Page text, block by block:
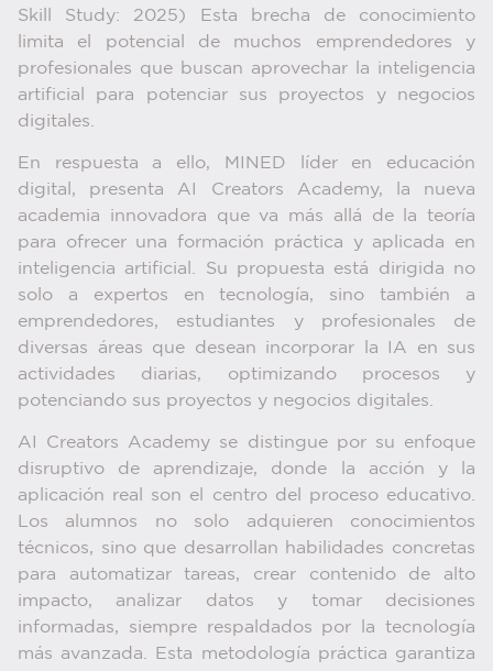
Skill Study: 2025) Esta brecha de conocimiento
limita el potencial de muchos emprendedores y
profesionales que buscan aprovechar la inteligencia
artificial para potenciar sus proyectos y negocios
digitales.
En respuesta a ello, MINED líder en educación
digital, presenta AI Creators Academy, la nueva
academia innovadora que va más allá de la teoría
para ofrecer una formación práctica y aplicada en
inteligencia artificial. Su propuesta está dirigida no
solo a expertos en tecnología, sino también a
emprendedores, estudiantes y profesionales de
diversas áreas que desean incorporar la IA en sus
actividades diarias, optimizando procesos y
potenciando sus proyectos y negocios digitales.
AI Creators Academy se distingue por su enfoque
disruptivo de aprendizaje, donde la acción y la
aplicación real son el centro del proceso educativo.
Los alumnos no solo adquieren conocimientos
técnicos, sino que desarrollan habilidades concretas
para automatizar tareas, crear contenido de alto
impacto, analizar datos y tomar decisiones
informadas, siempre respaldados por la tecnología
más avanzada. Esta metodología práctica garantiza